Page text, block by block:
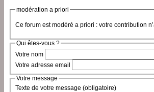
modération a priori
Ce forum est modéré a priori : votre contribution
Qui êtes-vous ?
Votre nom
Votre adresse email
Votre message
Texte de votre message (obligatoire)